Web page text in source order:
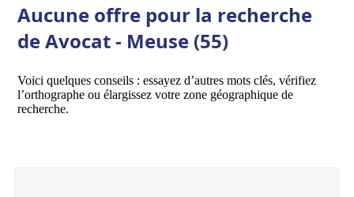
Aucune offre pour la recherche
de Avocat - Meuse (55)
Voici quelques conseils : essayez d’autres mots clés, vérifiez
l’orthographe ou élargissez votre zone géographique de
recherche.